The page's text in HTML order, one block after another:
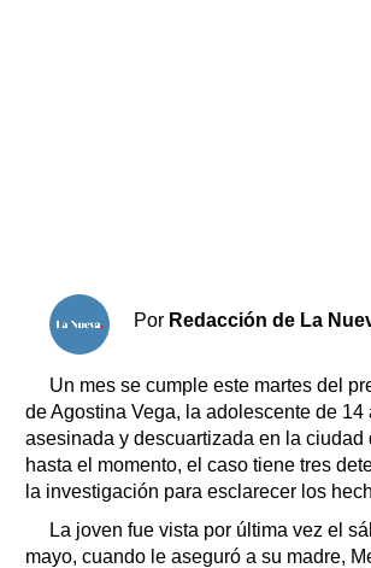
Por Redacción de La
Un mes se cumple este martes del
de Agostina Vega, la adolescente de 14
asesinada y descuartizada en la ciudad
hasta el momento, el caso tiene tres
la investigación para esclarecer los
La joven fue vista por última vez el
mayo, cuando le aseguró a su madre,